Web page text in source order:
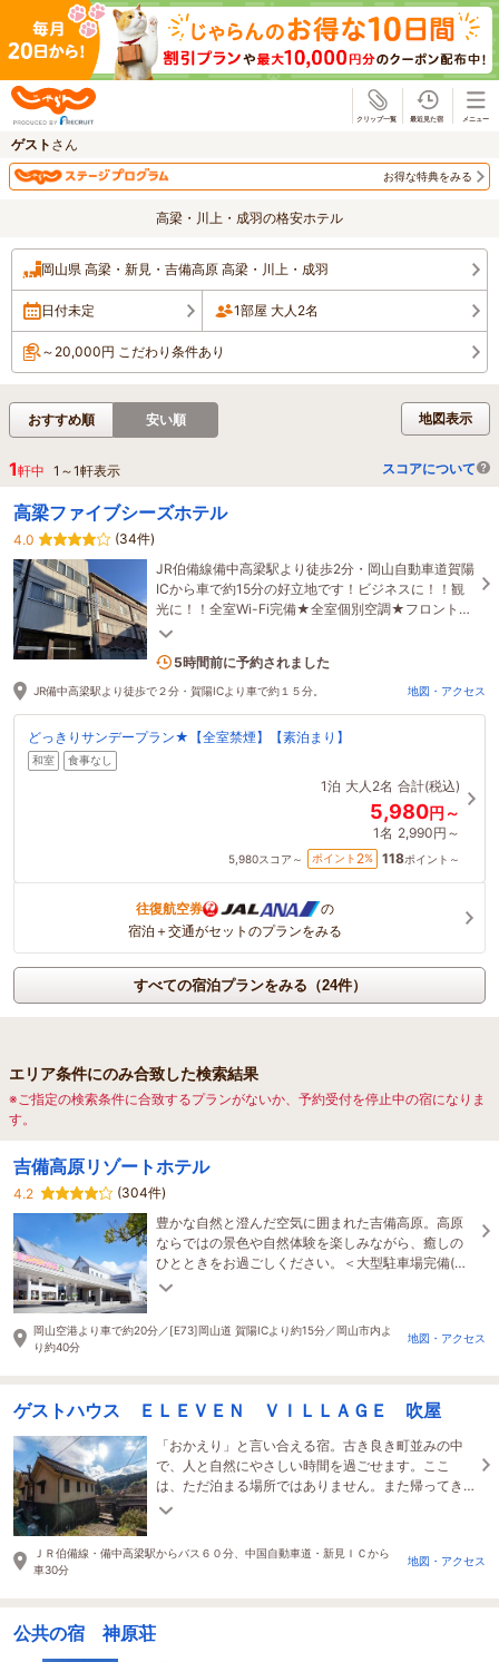
ゲスト さん
お得な特典をみる
高梁・川上・成羽の格安ホテル
岡山県 高梁・新見・吉備高原 高梁・川上・成羽
日付未定 1部屋 大人2名
～20,000円 こだわり条件あり
地図表示
おすすめ順 安い順
1軒中 1 ～1軒表示 スコアについて
高梁ファイブシーズホテル
4.0
(34件)
JR伯備線備中高梁駅より徒歩2分・岡山自動車道賀陽
ICから車で約15分の好立地です！ビジネスに！！観
光に！！全室Wi-Fi完備★全室個別空調★フロント
24時間対応★コスパ最強ホテルです( *´艸｀)
5時間前に予約されました
JR備中高梁駅より徒歩で２分・賀陽ICより車で約１５分。 地図・アクセス
どっきりサンデープラン★【全室禁煙】【素泊まり】
和室 食事なし
1泊 大人2名 合計(税込)
5,980円～
1名 2,990円～
5,980スコア～ ポイント 2% 118ポイント～
往復航空券
の
宿泊＋交通がセットのプランをみる
すべての宿泊プランをみる（24件）
エリア条件にのみ合致した検索結果
※ご指定の検索条件に合致するプランがないか、予約受付を停止中の宿になりま
す。
吉備高原リゾートホテル
4.2
(304件)
豊かな自然と澄んだ空気に囲まれた吉備高原。高原
ならではの景色や自然体験を楽しみながら、癒しの
ひとときをお過ごしください。＜大型駐車場完備(無
料)、人口ラジウム温泉の貸切風呂(有料)ございます
岡山空港より車で約20分／[E73]岡山道 賀陽ICより約15分／岡山市内よ
り約40分
地図・アクセス
ゲストハウス ＥＬＥＶＥＮ ＶＩＬＬＡＧＥ 吹屋
「おかえり」と言い合える宿。古き良き町並みの中
で、人と自然にやさしい時間を過ごせます。ここ
は、ただ泊まる場所ではありません。また帰ってき
たくなる、そんな場所でありたいと思っています。
ＪＲ伯備線・備中高梁駅からバス６０分、中国自動車道・新見ＩＣから
車30分
地図・アクセス
公共の宿 神原荘